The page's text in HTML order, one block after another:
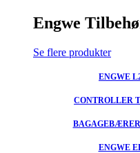
Engwe
Se flere produkter
ENGWE
CONTROLLER
ENGWE